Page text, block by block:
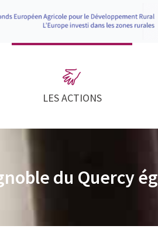
LES ACTIONS
du Quercy